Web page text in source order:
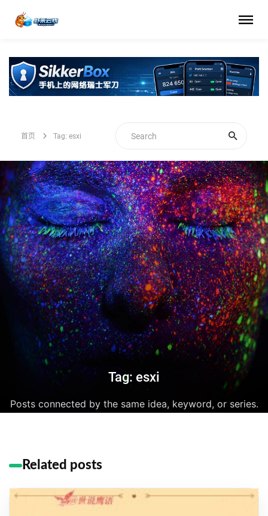
首页 Tag: esxi
Tag: esxi
Posts connected by the same idea, keyword, or series.
Related posts